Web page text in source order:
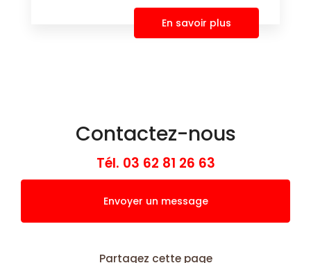
En savoir plus
Contactez-nous
Tél. 03 62 81 26 63
Envoyer un message
Partagez cette page